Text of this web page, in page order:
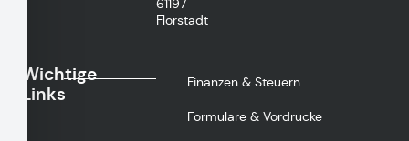
Florstadt
Wichtige
Links
Finanzen & Steuern
Formulare & Vordrucke